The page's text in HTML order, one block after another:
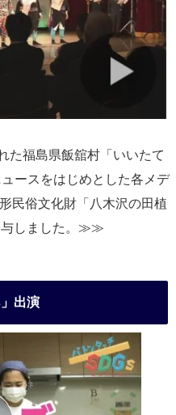
た福島県飯舘村「いいたて
ースをはじめとした各メデ
民俗文化財「八木沢の田植
与しました。≫≫
出演